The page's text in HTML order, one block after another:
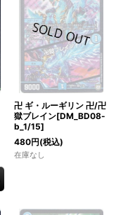
卍 ギ・ルーギリン 卍/卍
獄ブレイン[DM_BD08-
b_1/15]
480円(税込)
在庫なし